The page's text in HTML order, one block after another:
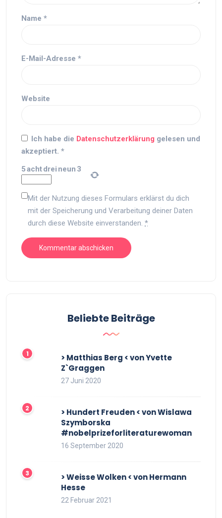
Name *
E-Mail-Adresse *
Website
Ich habe die Datenschutzerklärung gelesen und
akzeptiert. *
5achtdrei neun 3
Mit der Nutzung dieses Formulars erklärst du dich
mit der Speicherung und Verarbeitung deiner Daten
durch diese Website einverstanden. *
Beliebte Beiträge
> Matthias Berg < von Yvette
Z`Graggen
27 Juni 2020
> Hundert Freuden < von Wislawa
Szymborska
#nobelprizeforliteraturewoman
16 September 2020
> Weisse Wolken < von Hermann
Hesse
22 Februar 2021